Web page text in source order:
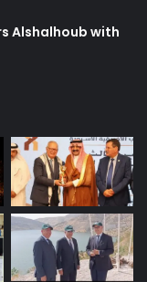
Alshalhoub with